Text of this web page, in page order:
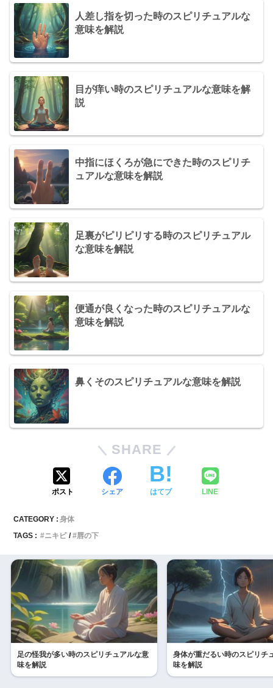
人差し指を切った時のスピリチュアルな
意味を解説
目が痒い時のスピリチュアルな意味を解
説
中指にほくろが急にできた時のスピリチ
ュアルな意味を解説
足裏がピリピリする時のスピリチュアル
な意味を解説
便通が良くなった時のスピリチュアルな
意味を解説
鼻くそのスピリチュアルな意味を解説
SHARE
ポスト シェア はてブ LINE
CATEGORY : 身体
TAGS :
ニキビ 唇の下
足の怪我が多い時のスピリチュアルな意
味を解説
身体が重だるい時のスピリチ
味を解説